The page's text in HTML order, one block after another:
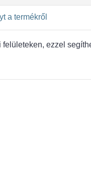
a termékről
ezzel